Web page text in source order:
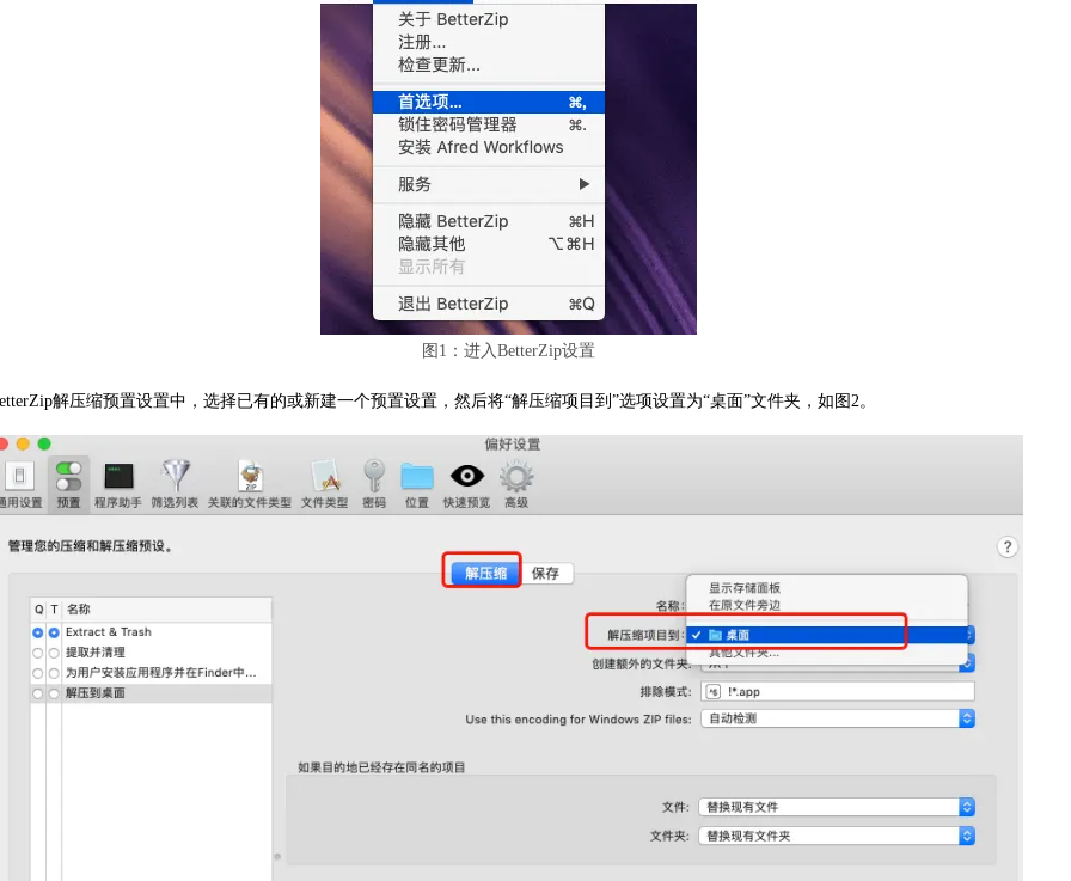
图1：进入BetterZip设置
解压缩预置设置中，选择已有的或新建一个预置设置，然后将“解压缩项目到”选项设置为“桌面”文件夹，如图2。